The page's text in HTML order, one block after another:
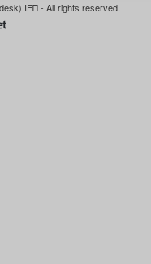
ΙΕΠ - All rights reserved.